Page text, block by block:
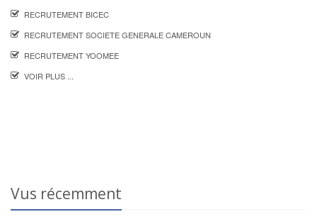
RECRUTEMENT BICEC
RECRUTEMENT SOCIETE GENERALE CAMEROUN
RECRUTEMENT YOOMEE
VOIR PLUS ...
Vus récemment